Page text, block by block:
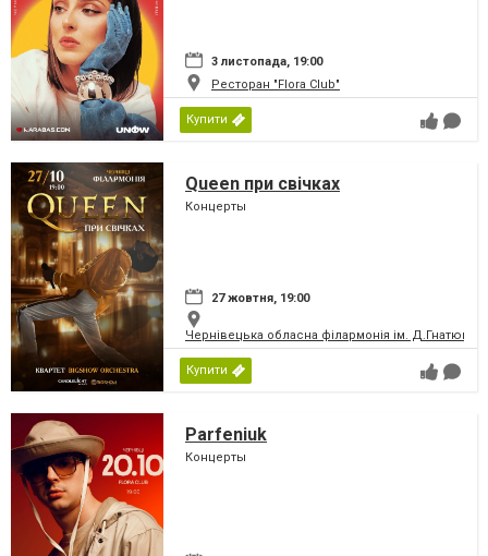
3 листопада, 19:00
Ресторан "Flora Club"
Купити
Queen при свічках
Концерты
27 жовтня, 19:00
Чернівецька обласна філармонія ім. Д.Гнатюка
Купити
Parfeniuk
Концерты